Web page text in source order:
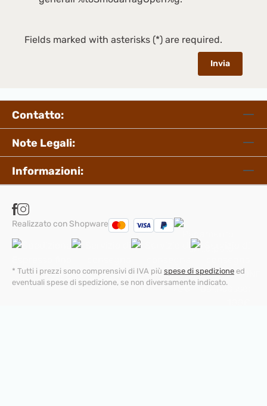
Fields marked with asterisks (*) are required.
Invia
Contatto:
Note Legali:
Informazioni:
Realizzato con Shopware
* Tutti i prezzi sono comprensivi di IVA più spese di spedizione ed
eventuali spese di spedizione, se non diversamente indicato.